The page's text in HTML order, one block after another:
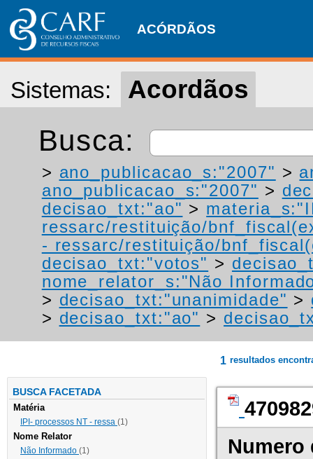
ACÓRDÃOS
Sistemas: Acordãos
Busca:
> ano_publicacao_s:"2007" >
ano_publicacao_s:"2007" >
decisao_txt:"ao" >
ressarc/restituição/
- ressarc/restituição/
decisao_txt:"votos" >
nome_relator_s:"Não
> decisao_txt:"unanimidade" >
> decisao_txt:"ao" >
BUSCA FACETADA
Matéria
IPI- processos NT - ressa (1)
Nome Relator
Não Informado (1)
1 resultados
Numero